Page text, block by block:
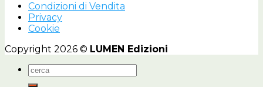
Condizioni di Vendita
Privacy
Cookie
Copyright 2026 © LUMEN Edizioni
Cerca: